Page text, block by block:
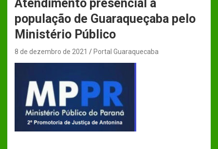
Atendimento presencial à
população de Guaraqueçaba pelo
Ministério Público
8 de dezembro de 2021 Portal Guaraquecaba